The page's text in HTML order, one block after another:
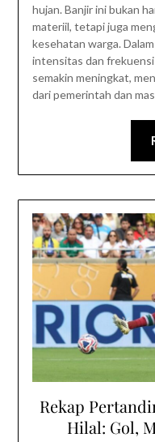
hujan. Banjir ini bukan
materiil, tetapi juga
kesehatan warga.
intensitas dan
semakin meningkat,
dari pemerintah dan
Rekap
Hilal: Gol,